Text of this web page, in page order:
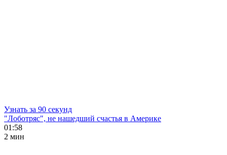
Узнать за 90 секунд
"Лоботряс", не нашедший счастья в Америке
01:58
2 мин